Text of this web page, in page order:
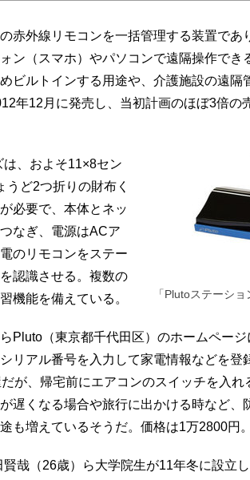
赤外線リモコンを一括管理する装置であ
ン（スマホ）やパソコンで遠隔操作でき
ビルトインする用途や、介護施設の遠隔
年12月に発売し、当初計画のほぼ3倍の
「Plutoステーシ
、およそ11×8セン
ど2つ折りの財布く
必要で、本体とネッ
なぎ、電源はACア
のリモコンをステー
認識させる。複数の
機能を備えている。
Pluto（東京都千代田区）のホームページ
リアル番号を入力して家電情報などを登
が、帰宅前にエアコンのスイッチを入れ
遅くなる場合や旅行に出かける時など、
も増えているそうだ。価格は1万2800円。
哉（26歳）ら大学院生が11年冬に設立